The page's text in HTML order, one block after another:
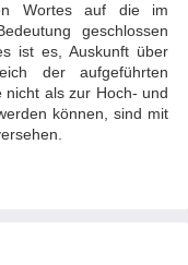
Wortes auf die im
geschlossen
ist es, Auskunft über
der aufgeführten
nicht als zur Hoch- und
können, sind mit